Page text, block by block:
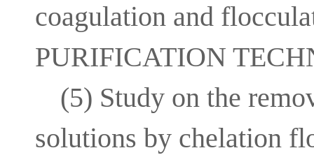
coagulation and
PURIFICATION
(5) Study on the
solutions by chelation